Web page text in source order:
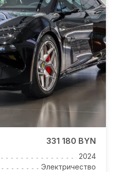
331 180 BYN
2024
Электричество